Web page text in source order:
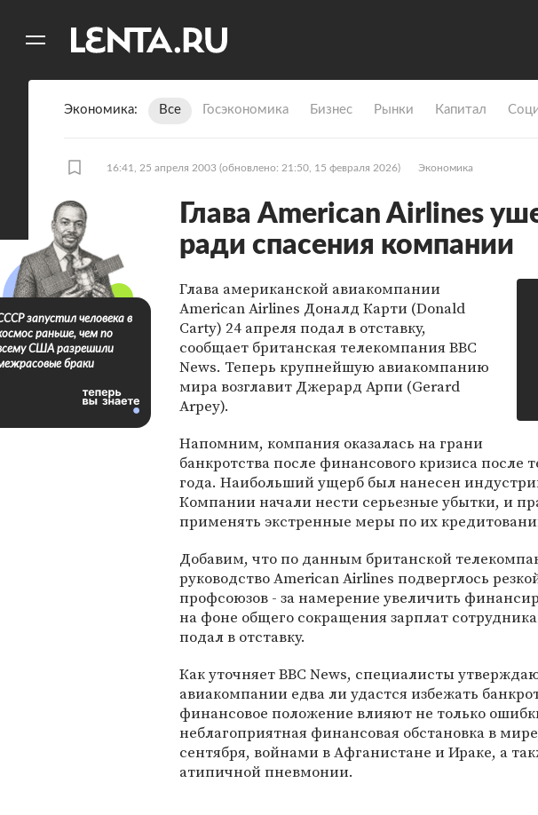
Экономика Все Госэкономика Бизнес Рынки Капитал
16:41, 25 апреля 2003 (обновлено: 21:50, 15 февраля 2026) Экономика
Глава American Airlines
ради спасения компании
Глава американской авиакомпании
American Airlines Доналд Карти (Donald
Carty) 24 апреля подал в отставку,
сообщает британская телекомпания BBC
News. Теперь крупнейшую авиакомпанию
мира возглавит Джерард Арпи (Gerard
Arpey).
Напомним, компания оказалась на грани
банкротства после финансового кризиса после
года. Наибольший ущерб был нанесен
Компании начали нести серьезные убытки, и
применять экстренные меры по их
Добавим, что по данным британской
руководство American Airlines подверглось
профсоюзов - за намерение увеличить
на фоне общего сокращения зарплат
подал в отставку.
Как уточняет BBC News, специалисты
авиакомпании едва ли удастся избежать
финансовое положение влияют не только
неблагоприятная финансовая обстановка в
сентября, войнами в Афганистане и Ираке, а
атипичной пневмонии.
запустил человека в
раньше, чем по
США разрешили
браки